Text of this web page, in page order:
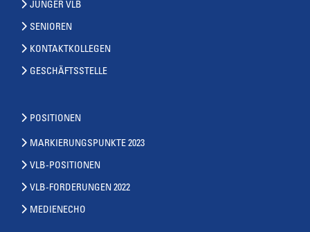
JUNGER VLB
SENIOREN
KONTAKTKOLLEGEN
GESCHÄFTSSTELLE
POSITIONEN
MARKIERUNGSPUNKTE 2023
VLB-POSITIONEN
VLB-FORDERUNGEN 2022
MEDIENECHO